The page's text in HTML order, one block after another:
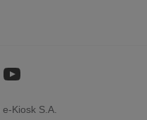
e-Kiosk S.A.